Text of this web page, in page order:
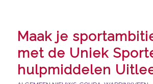
Maak je
met de Uniek
hulpmiddelen